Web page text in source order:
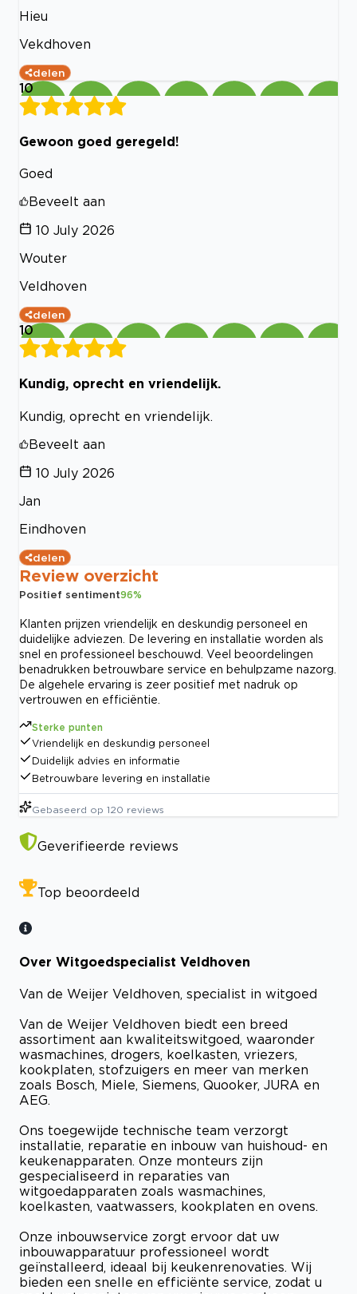
Hieu
Vekdhoven
delen
10
Gewoon goed geregeld!
Goed
Beveelt aan
10 July 2026
Wouter
Veldhoven
delen
10
Kundig, oprecht en vriendelijk.
Kundig, oprecht en vriendelijk.
Beveelt aan
10 July 2026
Jan
Eindhoven
delen
Review overzicht
Positief sentiment96%
Klanten prijzen vriendelijk en deskundig personeel en
duidelijke adviezen. De levering en installatie worden als
snel en professioneel beschouwd. Veel beoordelingen
benadrukken betrouwbare service en behulpzame nazorg.
De algehele ervaring is zeer positief met nadruk op
vertrouwen en efficiëntie.
Sterke punten
Vriendelijk en deskundig personeel
Duidelijk advies en informatie
Betrouwbare levering en installatie
Gebaseerd op 120 reviews
Geverifieerde reviews
Top beoordeeld
Over Witgoedspecialist Veldhoven
Van de Weijer Veldhoven, specialist in witgoed
Van de Weijer Veldhoven biedt een breed
assortiment aan kwaliteitswitgoed, waaronder
wasmachines, drogers, koelkasten, vriezers,
kookplaten, stofzuigers en meer van merken
zoals Bosch, Miele, Siemens, Quooker, JURA en
AEG.
Ons toegewijde technische team verzorgt
installatie, reparatie en inbouw van huishoud- en
keukenapparaten. Onze monteurs zijn
gespecialiseerd in reparaties van
witgoedapparaten zoals wasmachines,
koelkasten, vaatwassers, kookplaten en ovens.
Onze inbouwservice zorgt ervoor dat uw
inbouwapparatuur professioneel wordt
geïnstalleerd, ideaal bij keukenrenovaties. Wij
bieden een snelle en efficiënte service, zodat u